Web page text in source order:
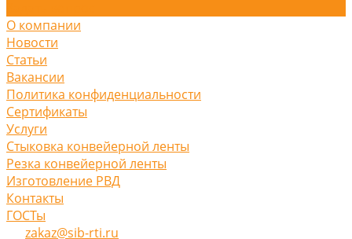
О компании
Новости
Статьи
Вакансии
Политика конфиденциальности
Сертификаты
Услуги
Стыковка конвейерной ленты
Резка конвейерной ленты
Изготовление РВД
Контакты
ГОСТы
zakaz@sib-rti.ru